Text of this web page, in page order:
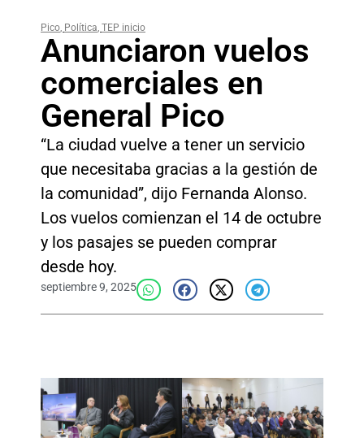
Pico, Política, TEP inicio
Anunciaron vuelos
comerciales en
General Pico
“La ciudad vuelve a tener un servicio
que necesitaba gracias a la gestión de
la comunidad”, dijo Fernanda Alonso.
Los vuelos comienzan el 14 de octubre
y los pasajes se pueden comprar
desde hoy.
septiembre 9, 2025